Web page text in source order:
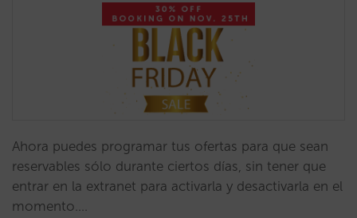
Ahora puedes programar tus ofertas para que sean
reservables sólo durante ciertos días, sin tener que
entrar en la extranet para activarla y desactivarla en el
momento.…